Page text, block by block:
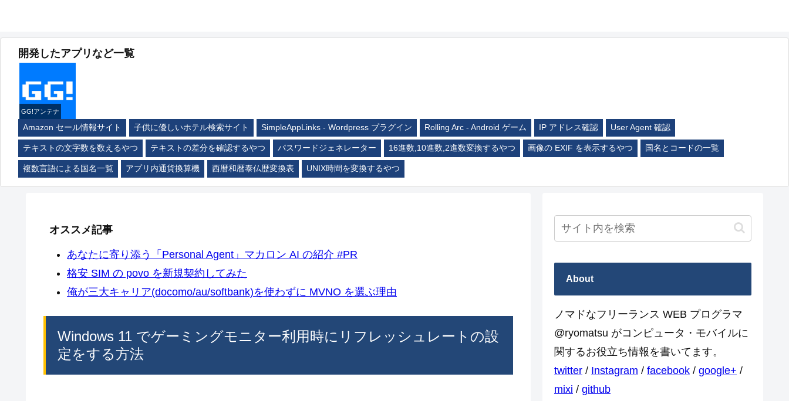
開発したアプリなど一覧
GG!アンテナ
Amazon セール情報サイト 子供に優しいホテル検索サイト SimpleAppLinks - Wordpress プラグイン Rolling Arc - Android ゲーム IP アドレス確認 User Agent 確認
テキストの文字数を数えるやつ テキストの差分を確認するやつ パスワードジェネレーター 16進数,10進数,2進数変換するやつ 画像の EXIF を表示するやつ 国名とコードの一覧
複数言語による国名一覧 アプリ内通貨換算機 西暦和暦泰仏歴変換表 UNIX時間を変換するやつ
オススメ記事
あなたに寄り添う「Personal Agent」マカロン AI の紹介 #PR
格安 SIM の povo を新規契約してみた
俺が三大キャリア(docomo/au/softbank)を使わずに MVNO を選ぶ理由
Windows 11 でゲーミングモニター利用時にリフレッシュレートの設
定をする方法
About
ノマドなフリーランス WEB プログラマ
@ryomatsu がコンピュータ・モバイルに
関するお役立ち情報を書いてます。
twitter / Instagram / facebook / google+ /
mixi / github